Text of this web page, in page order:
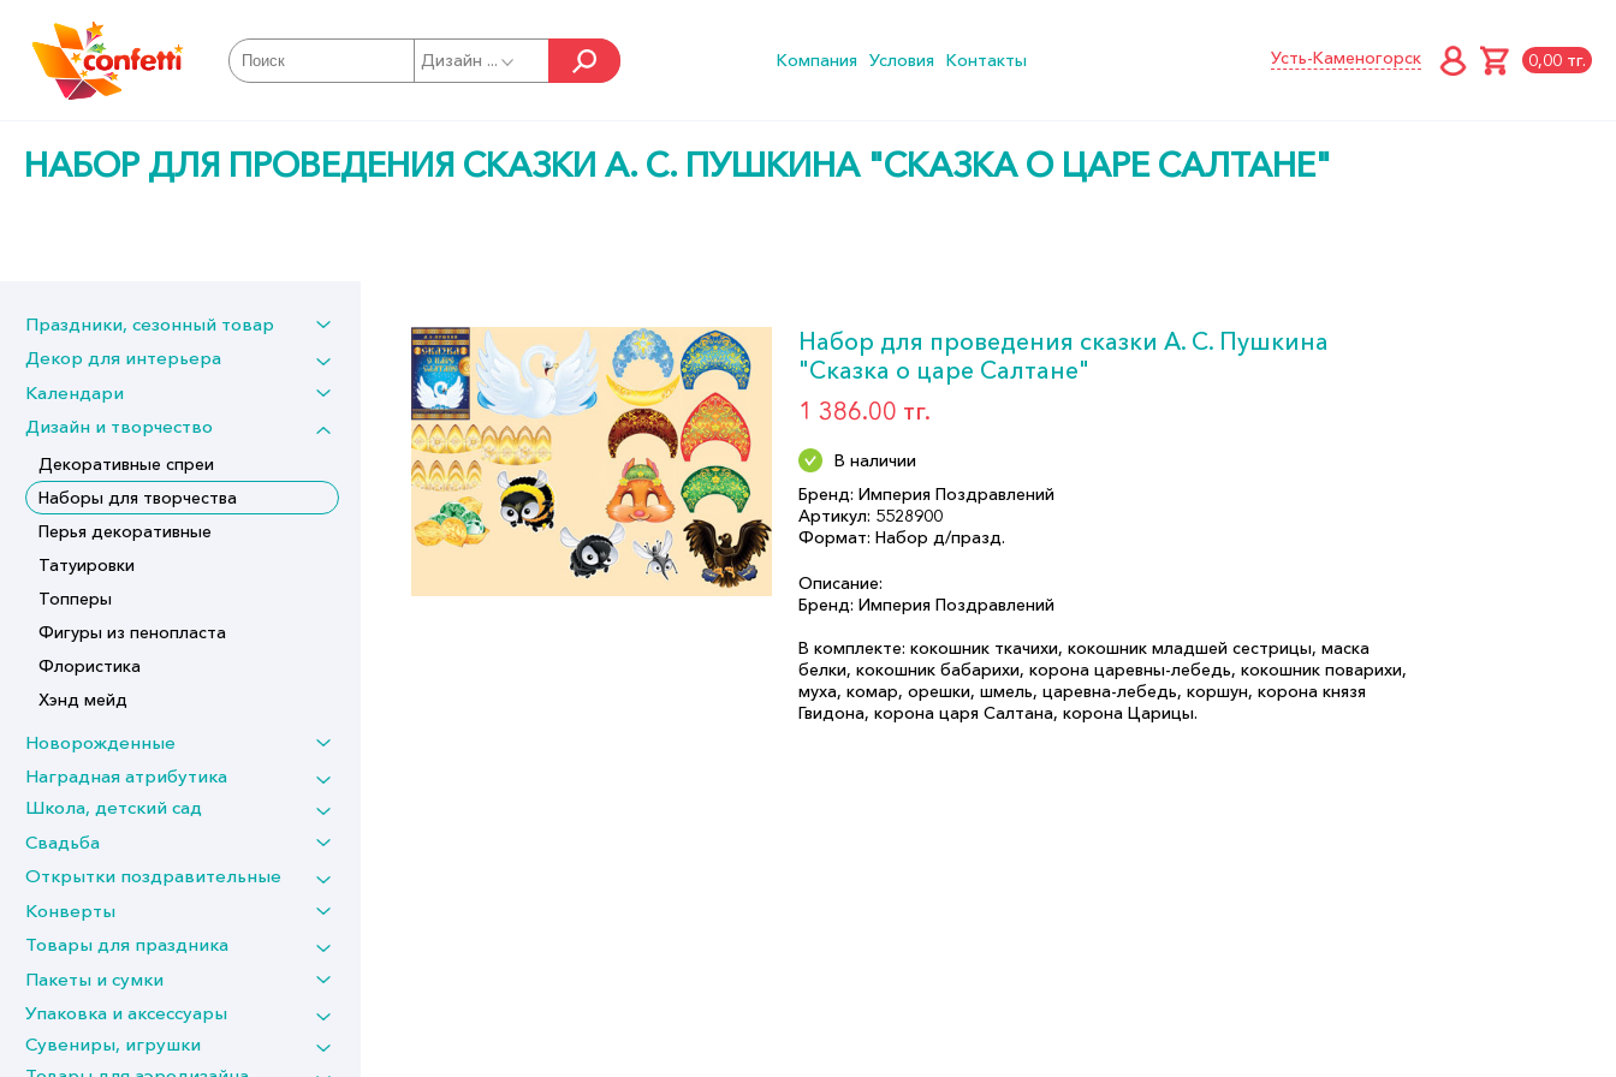
Дизайн ... Компания Условия Контакты Усть-Каменогорск 0,00 тг.
НАБОР ДЛЯ ПРОВЕДЕНИЯ СКАЗКИ А. С. ПУШКИНА "СКАЗКА О ЦАРЕ САЛТАНЕ"
Праздники, сезонный товар
Декор для интерьера
Календари
Дизайн и творчество
Декоративные спреи
Наборы для творчества
Перья декоративные
Татуировки
Топперы
Фигуры из пенопласта
Флористика
Хэнд мейд
Новорожденные
Наградная атрибутика
Школа, детский сад
Свадьба
Открытки поздравительные
Конверты
Товары для праздника
Пакеты и сумки
Упаковка и аксессуары
Сувениры, игрушки
Набор для проведения сказки А. С. Пушкина
"Сказка о царе Салтане"
1 386.00 тг.
В наличии
Бренд: Империя Поздравлений
Артикул: 5528900
Формат: Набор д/празд.
Описание:
Бренд: Империя Поздравлений
В комплекте: кокошник ткачихи, кокошник младшей сестрицы, маска
белки, кокошник бабарихи, корона царевны-лебедь, кокошник поварихи,
муха, комар, орешки, шмель, царевна-лебедь, коршун, корона князя
Гвидона, корона царя Салтана, корона Царицы.